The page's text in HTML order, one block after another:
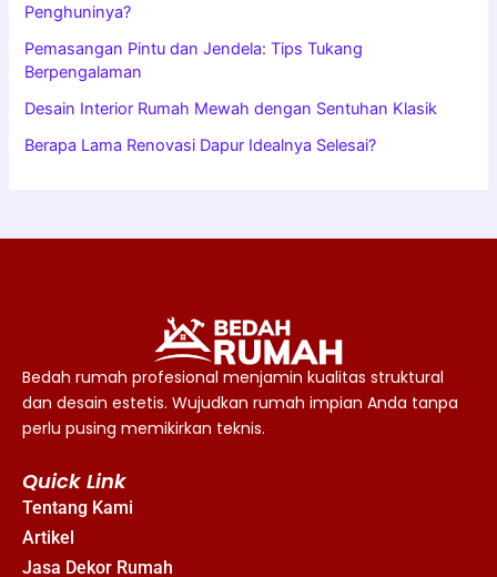
Penghuninya?
Pemasangan Pintu dan Jendela: Tips Tukang
Berpengalaman
Desain Interior Rumah Mewah dengan Sentuhan Klasik
Berapa Lama Renovasi Dapur Idealnya Selesai?
Bedah rumah profesional menjamin kualitas struktural
dan desain estetis. Wujudkan rumah impian Anda tanpa
perlu pusing memikirkan teknis.
Quick Link
Tentang Kami
Artikel
Jasa Dekor Rumah